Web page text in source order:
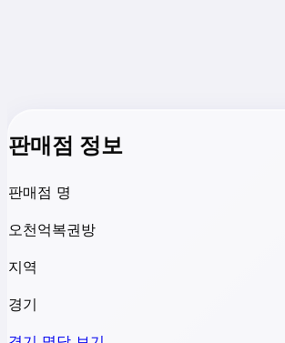
판매점 정보
판매점 명
오천억복권방
지역
경기